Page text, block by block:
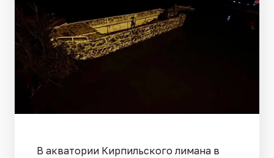
В акватории Кирпильского лимана в